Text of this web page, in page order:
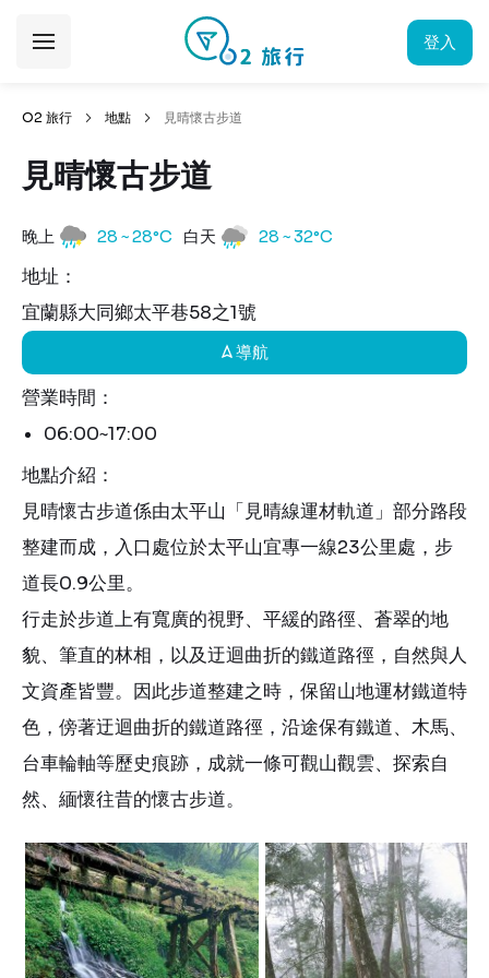
登入
O2 旅行 地點 見晴懷古步道
見晴懷古步道
晚上 28 ~ 28°C 白天 28 ~ 32°C
地址：
宜蘭縣大同鄉太平巷58之1號
導航
營業時間：
06:00~17:00
地點介紹：
見晴懷古步道係由太平山「見晴線運材軌道」部分路段
整建而成，入口處位於太平山宜專一線23公里處，步
道長0.9公里。
行走於步道上有寬廣的視野、平緩的路徑、蒼翠的地
貌、筆直的林相，以及迂迴曲折的鐵道路徑，自然與人
文資產皆豐。因此步道整建之時，保留山地運材鐵道特
色，傍著迂迴曲折的鐵道路徑，沿途保有鐵道、木馬、
台車輪軸等歷史痕跡，成就一條可觀山觀雲、探索自
然、緬懷往昔的懷古步道。